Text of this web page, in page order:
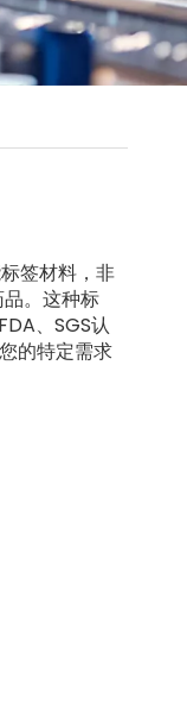
签材料，非
。这种标
、SGS认
的特定需求